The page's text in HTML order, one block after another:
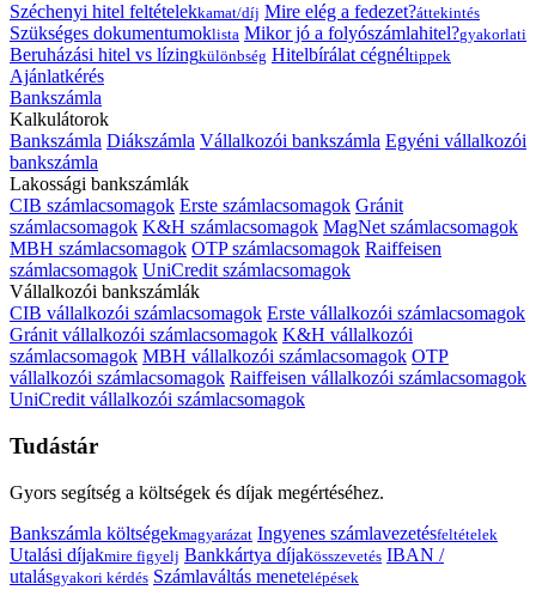
Széchenyi hitel feltételekkamat/díj Mire elég a fedezet?áttekintés
Szükséges dokumentumoklista Mikor jó a folyószámlahitel?gyakorlati
Beruházási hitel vs lízingkülönbség Hitelbírálat cégnéltippek
Ajánlatkérés
Bankszámla
Kalkulátorok
Bankszámla Diákszámla Vállalkozói bankszámla Egyéni vállalkozói
bankszámla
Lakossági bankszámlák
CIB számlacsomagok Erste számlacsomagok Gránit
számlacsomagok K&H számlacsomagok MagNet számlacsomagok
MBH számlacsomagok OTP számlacsomagok Raiffeisen
számlacsomagok UniCredit számlacsomagok
Vállalkozói bankszámlák
CIB vállalkozói számlacsomagok Erste vállalkozói számlacsomagok
Gránit vállalkozói számlacsomagok K&H vállalkozói
számlacsomagok MBH vállalkozói számlacsomagok OTP
vállalkozói számlacsomagok Raiffeisen vállalkozói számlacsomagok
UniCredit vállalkozói számlacsomagok
Tudástár
Gyors segítség a költségek és díjak megértéséhez.
Bankszámla költségekmagyarázat Ingyenes számlavezetésfeltételek
Utalási díjakmire figyelj Bankkártya díjakösszevetés IBAN /
utalásgyakori kérdés Számlaváltás menetelépések